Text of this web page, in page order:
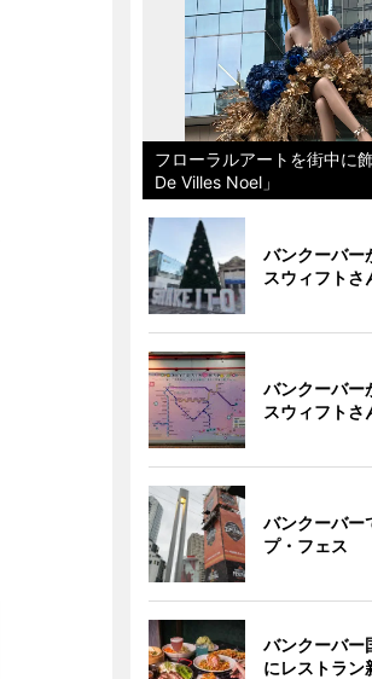
フローラルアートを街中に
De Villes Noel」
バンクーバー
スウィフトさ
バンクーバー
スウィフトさ
バンクーバー
プ・フェス
バンクーバー
にレストラン